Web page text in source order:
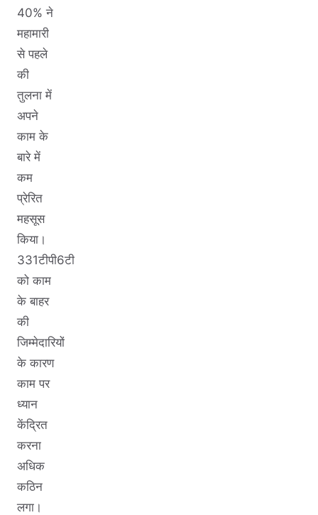
40% ने
महामारी
से पहले
की
तुलना में
अपने
काम के
बारे में
कम
प्रेरित
महसूस
किया।
331टीपी6टी
को काम
के बाहर
की
जिम्मेदारियों
के कारण
काम पर
ध्यान
केंद्रित
करना
अधिक
कठिन
लगा।